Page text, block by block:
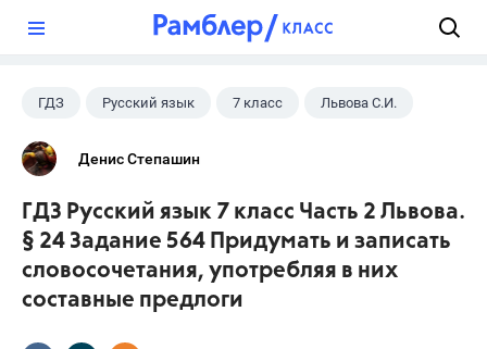
ГДЗ Русский язык 7 класс Львова С.И.
Денис Степашин
ГДЗ Русский язык 7 класс Часть 2 Львова.
§ 24 Задание 564 Придумать и записать
словосочетания, употребляя в них
составные предлоги